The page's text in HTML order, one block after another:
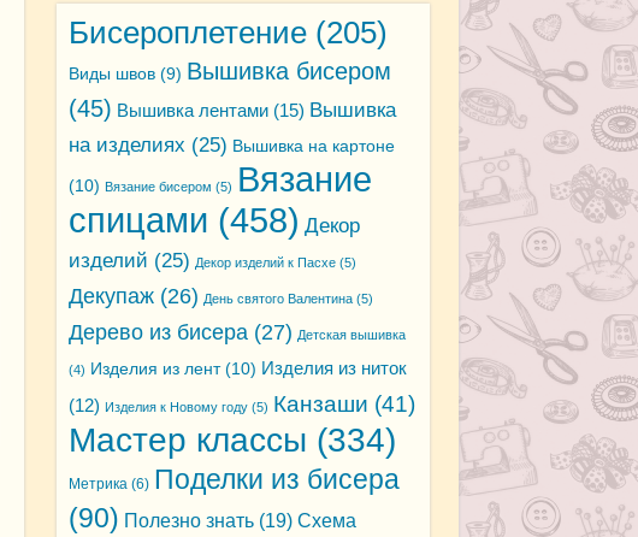
Бисероплетение(205)
Виды швов(9) Вышивка бисером
(45) Вышивка лентами(15) Вышивка
на изделиях (25) Вышивка на картоне
(10) Вязание бисером (5) Вязание
спицами (458) Декор
изделий (25) Декор изделий к Пасхе(5)
Декупаж(26) День святого Валентина(5)
Дерево из бисера(27) Детская вышивка
(4) Изделия из лент(10) Изделия из ниток
(12) Изделия к Новому году(5) Канзаши (41)
Мастер классы (334)
Метрика(6) Поделки из бисера
(90) Полезно знать(19) Схема